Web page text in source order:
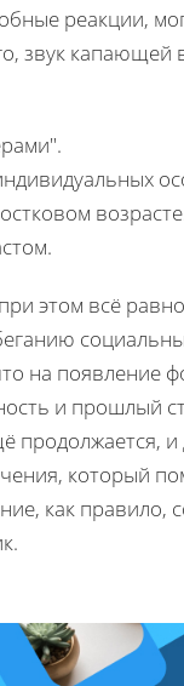
реакции,
звук капающей
этом всё
на появление
и прошлый
продолжается, и
который
как правило,